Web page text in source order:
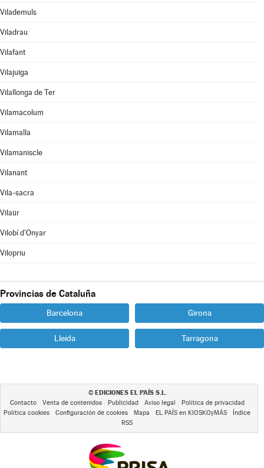
Vilademuls
Viladrau
Vilafant
Vilajuïga
Vilallonga de Ter
Vilamacolum
Vilamalla
Vilamaniscle
Vilanant
Vila-sacra
Vilaür
Vilobí d'Onyar
Vilopriu
Provincias de Cataluña
Barcelona Girona
Lleida Tarragona
© EDICIONES EL PAÍS S.L.
Contacto Venta de contenidos Publicidad Aviso legal
Política de privacidad
Política cookies
Configuración de cookies Mapa EL PAÍS en KIOSKOyMÁS
Índice
RSS